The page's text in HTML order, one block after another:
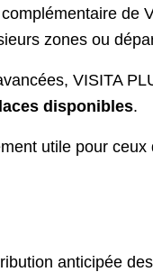
de
zones ou
VISITA
disponibles.
utile pour ceux
anticipée